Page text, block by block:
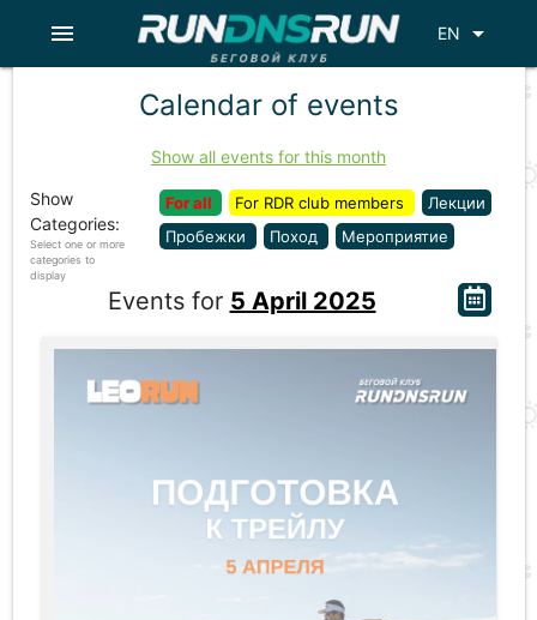
EN arrow_drop_down
menu
Calendar of events
Show all events for this month
Show
Categories:
Select one or more
categories to
display
For all For RDR club members
Лекции
Пробежки
Поход Мероприятие
Events for 5 April 2025